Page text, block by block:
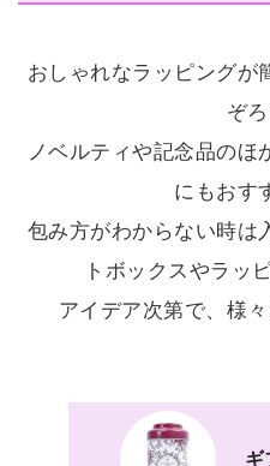
おしゃれなラッピングが
ぞ
ノベルティや記念品のほ
にもおす
包み方がわからない時は
トボックスやラッ
アイデア次第で、様
ギ